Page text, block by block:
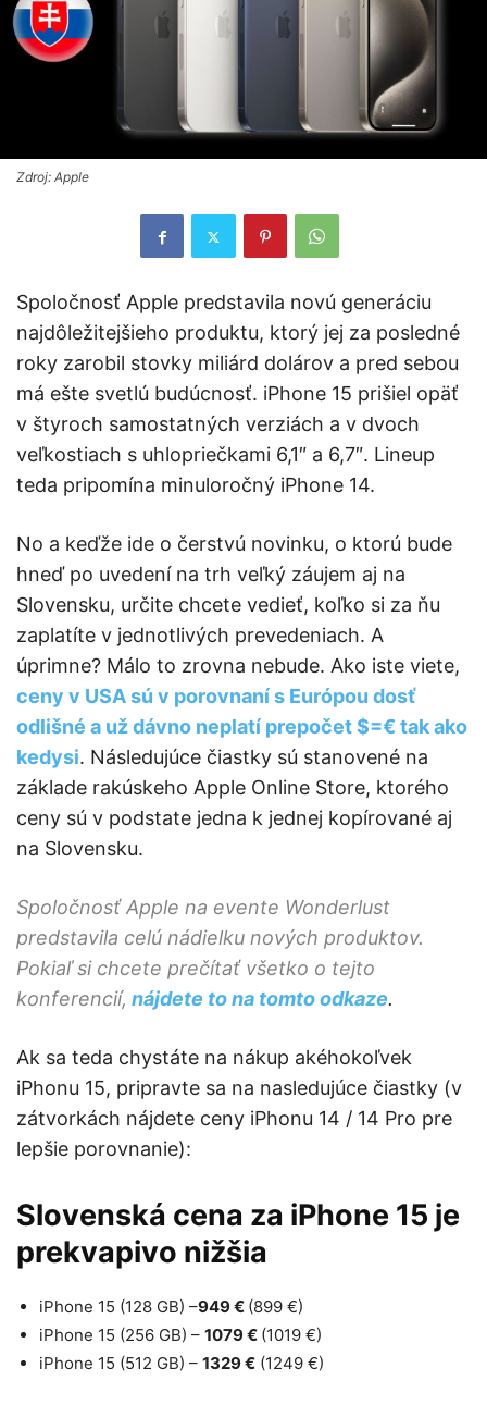
Zdroj: Apple
Spoločnosť Apple predstavila novú generáciu
najdôležitejšieho produktu, ktorý jej za posledné
roky zarobil stovky miliárd dolárov a pred sebou
má ešte svetlú budúcnosť. iPhone 15 prišiel opäť
v štyroch samostatných verziách a v dvoch
veľkostiach s uhlopriečkami 6,1″ a 6,7″. Lineup
teda pripomína minuloročný iPhone 14.
No a keďže ide o čerstvú novinku, o ktorú bude
hneď po uvedení na trh veľký záujem aj na
Slovensku, určite chcete vedieť, koľko si za ňu
zaplatíte v jednotlivých prevedeniach. A
úprimne? Málo to zrovna nebude. Ako iste viete,
ceny v USA sú v porovnaní s Európou dosť
odlišné a už dávno neplatí prepočet $=€ tak ako
kedysi. Následujúce čiastky sú stanovené na
základe rakúskeho Apple Online Store, ktorého
ceny sú v podstate jedna k jednej kopírované aj
na Slovensku.
Spoločnosť Apple na evente Wonderlust
predstavila celú nádielku nových produktov.
Pokiaľ si chcete prečítať všetko o tejto
konferencií, nájdete to na tomto odkaze.
Ak sa teda chystáte na nákup akéhokoľvek
iPhonu 15, pripravte sa na nasledujúce čiastky (v
zátvorkách nájdete ceny iPhonu 14 / 14 Pro pre
lepšie porovnanie):
Slovenská cena za iPhone 15 je
prekvapivo nižšia
iPhone 15 (128 GB) –949 € (899 €)
iPhone 15 (256 GB) – 1079 € (1019 €)
iPhone 15 (512 GB) – 1329 € (1249 €)